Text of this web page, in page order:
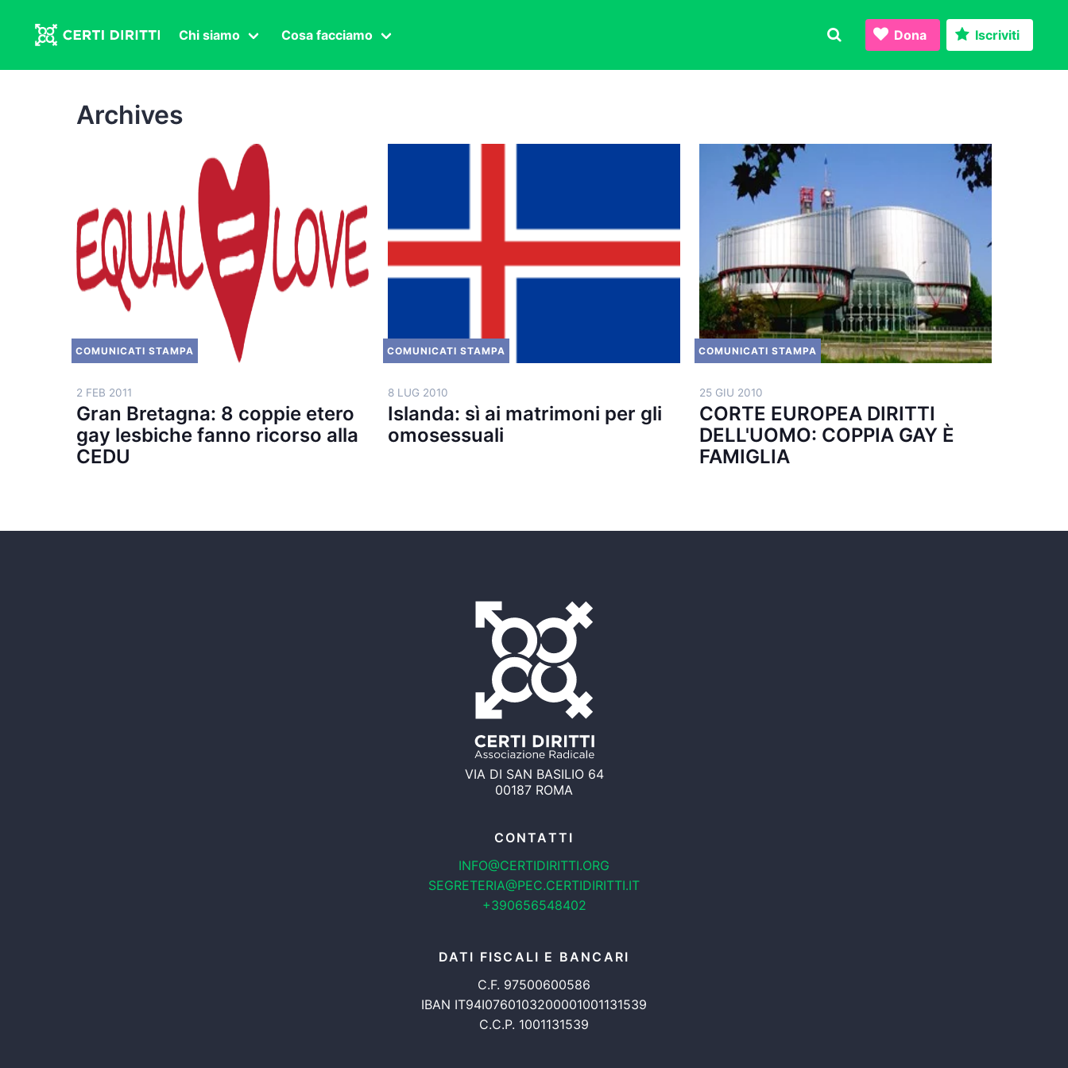
Chi siamo
Congressi
Cosa facciamo
Salute sessuale
Transnazionale
Politica
Dona Iscriviti
Archives
COMUNICATI STAMPA
2 FEB 2011
Gran Bretagna: 8 coppie etero
gay lesbiche fanno ricorso alla
CEDU
COMUNICATI STAMPA
8 LUG 2010
Islanda: sì ai matrimoni per gli
omosessuali
COMUNICATI STAMPA
25 GIU 2010
CORTE EUROPEA DIRITTI
DELL'UOMO: COPPIA GAY È
FAMIGLIA
VIA DI SAN BASILIO 64
00187 ROMA
CONTATTI
INFO@CERTIDIRITTI.ORG
SEGRETERIA@PEC.CERTIDIRITTI.IT
+390656548402
DATI FISCALI E BANCARI
C.F. 97500600586
IBAN IT94I0760103200001001131539
C.C.P. 1001131539